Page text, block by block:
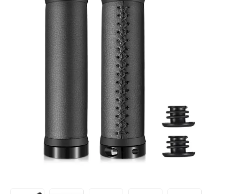
ATENDIMENTO